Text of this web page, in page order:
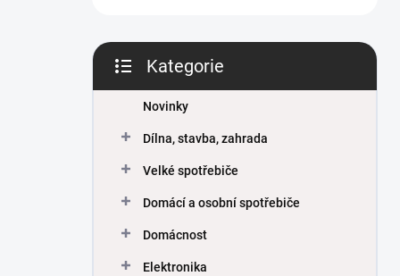
kategorie
Kategorie
Novinky
Dílna, stavba, zahrada
Velké spotřebiče
Domácí a osobní spotřebiče
Domácnost
Elektronika